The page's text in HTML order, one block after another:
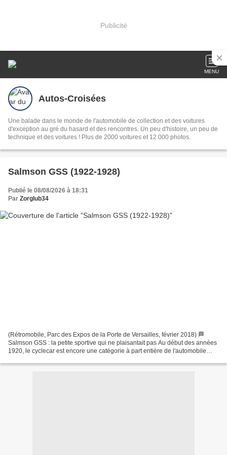
Publicité
MENU
Autos-Croisées
Une balade dans le monde de l'automobile de collection et des voitures
d'exception au gré du hasard et des rencontres. Un peu d'histoire, un peu de
technique et des voitures ! Plus de 2000 voitures et 12 000 photos.
Salmson GSS (1922-1928)
Publié le 08/08/2026 à 18:31
Par Zorglub34
(Rétromobile, Parc des Expos de la Porte de Versailles, février 2018) 🏁
Salmson GSS : la petite sportive qui ne plaisantait pas Au début des années
1920, le cyclecar est encore une catégorie à part entière de l'automobile